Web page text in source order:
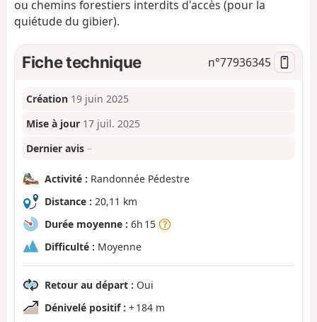
ou chemins forestiers interdits d'accès (pour la
quiétude du gibier).
Fiche technique n°77936345
Création 19 juin 2025
Mise à jour 17 juil. 2025
Dernier avis –
Activité : Randonnée Pédestre
Distance : 20,11 km
Durée moyenne : 6h 15
Difficulté : Moyenne
Retour au départ : Oui
Dénivelé positif : + 184 m